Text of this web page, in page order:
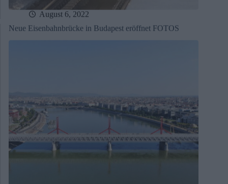
August 6, 2022
Neue Eisenbahnbrücke in Budapest eröffnet FOTOS